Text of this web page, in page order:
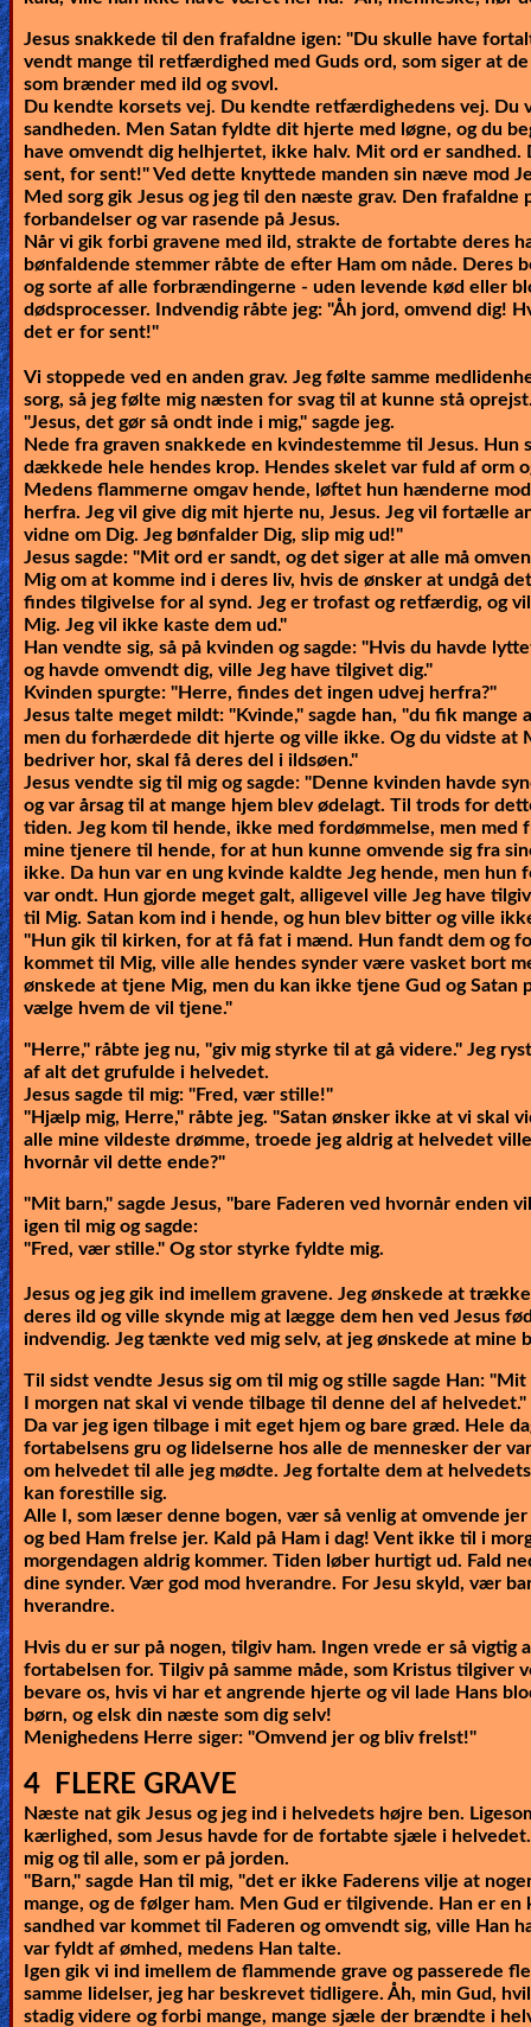
Jesus snakkede til den frafaldne igen: "Du skulle have
vendt mange til retfærdighed med Guds ord, som siger at
som brænder med ild og svovl.
Du kendte korsets vej. Du kendte retfærdighedens vej. Du
sandheden. Men Satan fyldte dit hjerte med løgne, og du
have omvendt dig helhjertet, ikke halv. Mit ord er
sent, for sent!"Ved dette knyttede manden sin næve mod
Med sorg gik Jesus og jeg til den næste grav. Den
forbandelser og var rasende på Jesus.
Når vi gik forbi gravene med ild, strakte de fortabte deres
bønfaldende stemmer råbte de efter Ham om nåde. Deres
og sorte af alle forbrændingerne - uden levende kød eller
dødsprocesser. Indvendig råbte jeg: "Åh jord, omvend dig!
det er for sent!"
Vi stoppede ved en anden grav. Jeg følte samme
sorg, så jeg følte mig næsten for svag til at kunne stå
"Jesus, det gør så ondt inde i mig," sagde jeg.
Nede fra graven snakkede en kvindestemme til Jesus. Hun
dækkede hele hendes krop. Hendes skelet var fuld af orm
Medens flammerne omgav hende, løftet hun hænderne
herfra. Jeg vil give dig mit hjerte nu, Jesus. Jeg vil fortælle
vidne om Dig. Jeg bønfalder Dig, slip mig ud!"
Jesus sagde: "Mit ord er sandt, og det siger at alle må
Mig om at komme ind i deres liv, hvis de ønsker at undgå
findes tilgivelse for al synd. Jeg er trofast og retfærdig, og
Mig. Jeg vil ikke kaste dem ud."
Han vendte sig, så på kvinden og sagde: "Hvis du havde
og havde omvendt dig, ville Jeg have tilgivet dig."
Kvinden spurgte: "Herre, findes det ingen udvej herfra?"
Jesus talte meget mildt: "Kvinde," sagde han, "du fik mange
men du forhærdede dit hjerte og ville ikke. Og du vidste at
bedriver hor, skal få deres del i ildsøen."
Jesus vendte sig til mig og sagde: "Denne kvinden havde
og var årsag til at mange hjem blev ødelagt. Til trods for
tiden. Jeg kom til hende, ikke med fordømmelse, men med
mine tjenere til hende, for at hun kunne omvende sig fra
ikke. Da hun var en ung kvinde kaldte Jeg hende, men hun
var ondt. Hun gjorde meget galt, alligevel ville Jeg have
til Mig. Satan kom ind i hende, og hun blev bitter og ville
"Hun gik til kirken, for at få fat i mænd. Hun fandt dem og
kommet til Mig, ville alle hendes synder være vasket bort
ønskede at tjene Mig, men du kan ikke tjene Gud og Satan
vælge hvem de vil tjene."
"Herre," råbte jeg nu, "giv mig styrke til at gå videre." Jeg
af alt det grufulde i helvedet.
Jesus sagde til mig: "Fred, vær stille!"
"Hjælp mig, Herre," råbte jeg. "Satan ønsker ikke at vi skal
alle mine vildeste drømme, troede jeg aldrig at helvedet
hvornår vil dette ende?"
"Mit barn," sagde Jesus, "bare Faderen ved hvornår enden
igen til mig og sagde:
"Fred, vær stille." Og stor styrke fyldte mig.
Jesus og jeg gik ind imellem gravene. Jeg ønskede at
deres ild og ville skynde mig at lægge dem hen ved Jesus
indvendig. Jeg tænkte ved mig selv, at jeg ønskede at mine
Til sidst vendte Jesus sig om til mig og stille sagde Han: "Mit
I morgen nat skal vi vende tilbage til denne del af helvedet."
Da var jeg igen tilbage i mit eget hjem og bare græd. Hele
fortabelsens gru og lidelserne hos alle de mennesker der
om helvedet til alle jeg mødte. Jeg fortalte dem at
kan forestille sig.
Alle I, som læser denne bogen, vær så venlig at omvende jer
og bed Ham frelse jer. Kald på Ham i dag! Vent ikke til i
morgendagen aldrig kommer. Tiden løber hurtigt ud. Fald
dine synder. Vær god mod hverandre. For Jesu skyld, vær
hverandre.
Hvis du er sur på nogen, tilgiv ham. Ingen vrede er så vigtig
fortabelsen for. Tilgiv på samme måde, som Kristus tilgiver
bevare os, hvis vi har et angrende hjerte og vil lade Hans
børn, og elsk din næste som dig selv!
Menighedens Herre siger: "Omvend jer og bliv frelst!"
4 FLERE GRAVE
Næste nat gik Jesus og jeg ind i helvedets højre ben.
kærlighed, som Jesus havde for de fortabte sjæle i
mig og til alle, som er på jorden.
"Barn," sagde Han til mig, "det er ikke Faderens vilje at
mange, og de følger ham. Men Gud er tilgivende. Han er
sandhed var kommet til Faderen og omvendt sig, ville Han
var fyldt af ømhed, medens Han talte.
Igen gik vi ind imellem de flammende grave og passerede
samme lidelser, jeg har beskrevet tidligere. Åh, min Gud,
stadig videre og forbi mange, mange sjæle der brændte i